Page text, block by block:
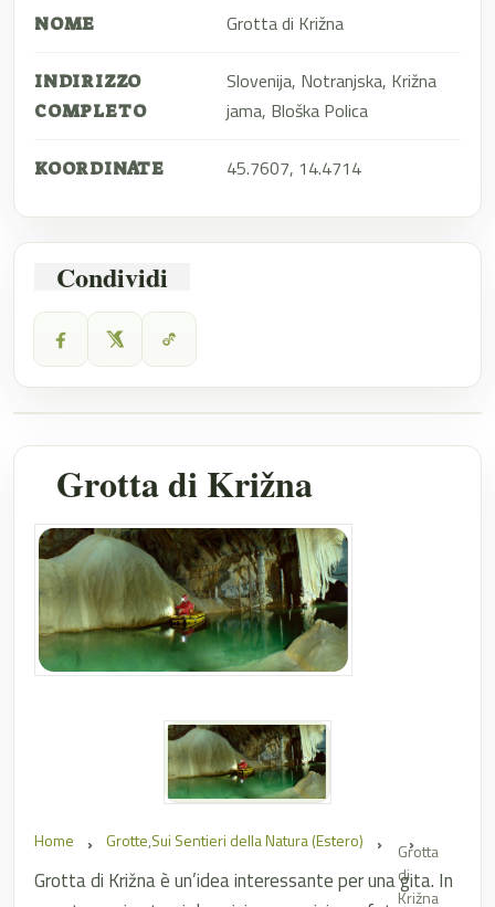
NOME Grotta di Križna
INDIRIZZO
COMPLETO
Slovenija, Notranjska, Križna
jama, Bloška Polica
KOORDINATE 45.7607, 14.4714
Condividi
Grotta di Križna
Home Grotte,Sui Sentieri della Natura (Estero)
Grotta
di
Križna
Grotta di Križna è un’idea interessante per una gita. In